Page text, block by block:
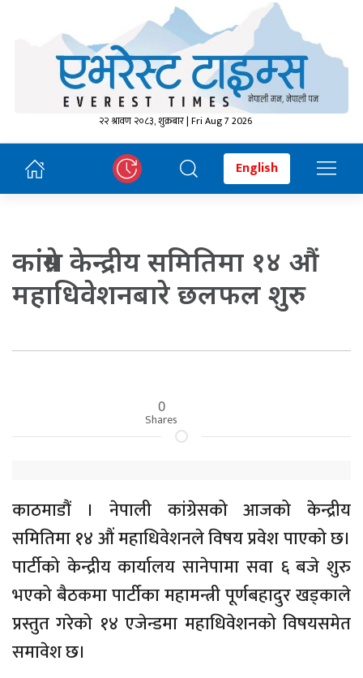
२२ श्रावण २०८३, शुक्रबार | Fri Aug 7 2026
English
कांग्रेस केन्द्रीय समितिमा १४ औं
महाधिवेशनबारे छलफल शुरु
0
Shares
काठमाडौं । नेपाली कांग्रेसको आजको केन्द्रीय
समितिमा १४ औं महाधिवेशनले विषय प्रवेश पाएको छ।
पार्टीको केन्द्रीय कार्यालय सानेपामा सवा ६ बजे शुरु
भएको बैठकमा पार्टीका महामन्त्री पूर्णबहादुर खड्काले
प्रस्तुत गरेको १४ एजेन्डमा महाधिवेशनको विषयसमेत
समावेश छ।